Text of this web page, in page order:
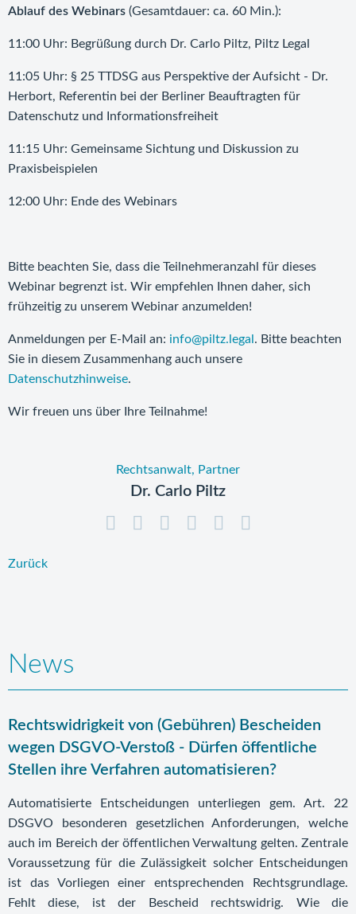
Ablauf des Webinars (Gesamtdauer: ca. 60 Min.):
11:00 Uhr: Begrüßung durch Dr. Carlo Piltz, Piltz Legal
11:05 Uhr: § 25 TTDSG aus Perspektive der Aufsicht - Dr.
Herbort, Referentin bei der Berliner Beauftragten für
Datenschutz und Informationsfreiheit
11:15 Uhr: Gemeinsame Sichtung und Diskussion zu
Praxisbeispielen
12:00 Uhr: Ende des Webinars
Bitte beachten Sie, dass die Teilnehmeranzahl für dieses
Webinar begrenzt ist. Wir empfehlen Ihnen daher, sich
frühzeitig zu unserem Webinar anzumelden!
Anmeldungen per E-Mail an: info@piltz.legal . Bitte beachten
Sie in diesem Zusammenhang auch unsere
Datenschutzhinweise.
Wir freuen uns über Ihre Teilnahme!
Rechtsanwalt, Partner
Dr. Carlo Piltz
Zurück
News
Rechtswidrigkeit von (Gebühren) Bescheiden
wegen DSGVO-Verstoß - Dürfen öffentliche
Stellen ihre Verfahren automatisieren?
Automatisierte Entscheidungen unterliegen gem. Art. 22
DSGVO besonderen gesetzlichen Anforderungen, welche
auch im Bereich der öffentlichen Verwaltung gelten. Zentrale
Voraussetzung für die Zulässigkeit solcher Entscheidungen
ist das Vorliegen einer entsprechenden Rechtsgrundlage.
Fehlt diese, ist der Bescheid rechtswidrig. Wie die